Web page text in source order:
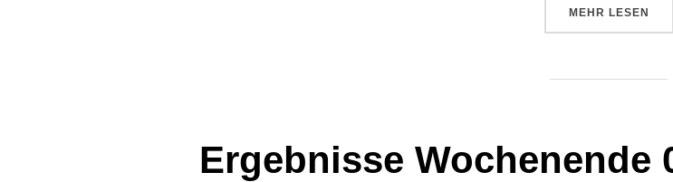
MEHR ÜBER
LESEN
Ergebnisse Wochenende